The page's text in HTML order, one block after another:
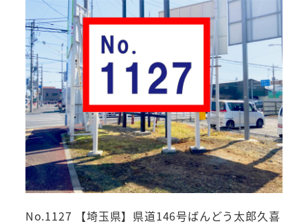
No.1127 【埼玉県】県道146号ばんどう太郎久喜